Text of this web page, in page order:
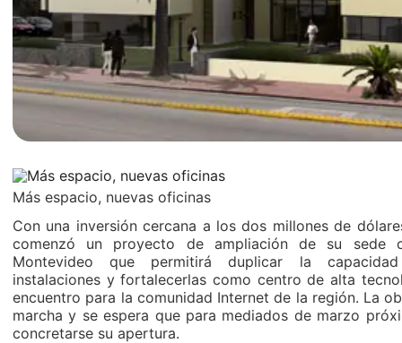
Más espacio, nuevas oficinas
Con una inversión cercana a los dos millones de
comenzó un proyecto de ampliación de su sede
Montevideo que permitirá duplicar la
instalaciones y fortalecerlas como centro de alta
encuentro para la comunidad Internet de la región. La
marcha y se espera que para mediados de marzo
concretarse su apertura.